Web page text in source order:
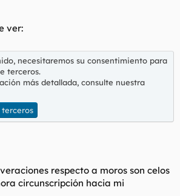
ver:
necesitaremos su consentimiento para
terceros.
más detallada, consulte nuestra
respecto a moros son celos
circunscripción hacia mi